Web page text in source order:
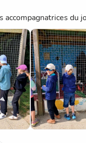
accompagnatrices du